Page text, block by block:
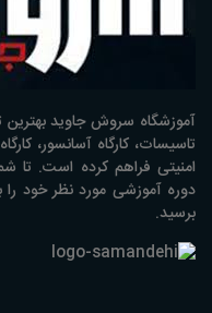
آموزشگاه سروش جاوید بهترین
تاسیسات، کارگاه آسانسور،
امنیتی فراهم کرده است. تا
دوره آموزشی مورد نظر خود را
برسید.